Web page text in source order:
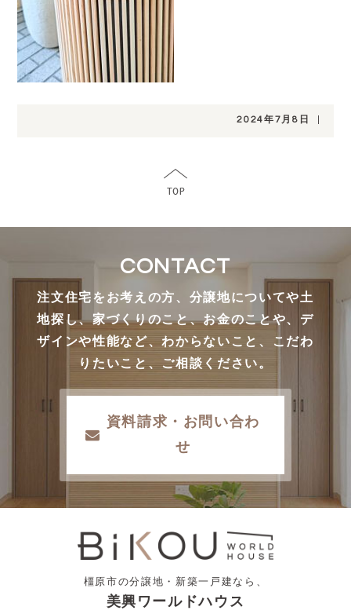
2024年7月8日
CONTACT
注文住宅をお考えの方、分譲地についてや土
地探し、家づくりのこと、お金のことや、デ
ザインや性能など、わからないこと、こだわ
りたいこと、ご相談ください。
資料請求・お問い合わ
せ
橿原市の分譲地・新築一戸建なら、
美興ワールドハウス